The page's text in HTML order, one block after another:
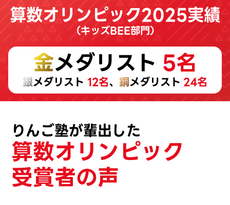
算数オリンピック2025実績
（キッズBEE部門）
金メダリスト 5名
銀メダリスト 12名、 銅メダリスト 24名
りんご塾が輩出した
算数オリンピック
受賞者の声